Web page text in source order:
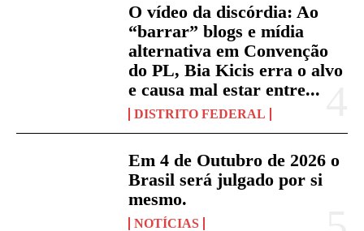
O vídeo da discórdia: Ao
“barrar” blogs e mídia
alternativa em Convenção
do PL, Bia Kicis erra o alvo
e causa mal estar entre...
DISTRITO FEDERAL
Em 4 de Outubro de 2026 o
Brasil será julgado por si
mesmo.
NOTÍCIAS